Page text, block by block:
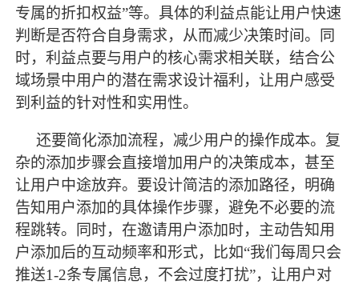
专属的折扣权益”等。具体的利益点能让用户快速
判断是否符合自身需求，从而减少决策时间。同
时，利益点要与用户的核心需求相关联，结合公
域场景中用户的潜在需求设计福利，让用户感受
到利益的针对性和实用性。
还要简化添加流程，减少用户的操作成本。复
杂的添加步骤会直接增加用户的决策成本，甚至
让用户中途放弃。要设计简洁的添加路径，明确
告知用户添加的具体操作步骤，避免不必要的流
程跳转。同时，在邀请用户添加时，主动告知用
户添加后的互动频率和形式，比如“我们每周只会
推送1-2条专属信息，不会过度打扰”，让用户对